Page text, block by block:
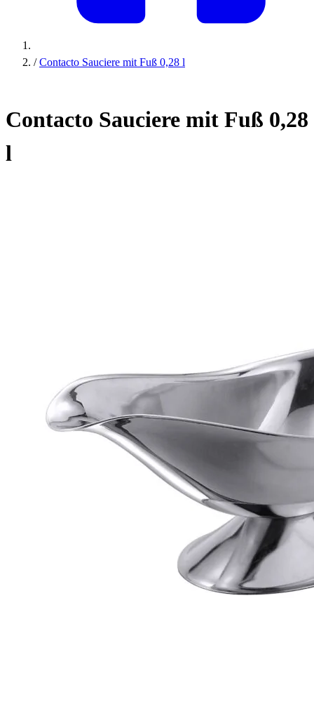
/ Contacto Sauciere mit Fuß 0,28 l
Contacto Sauciere mit Fuß 0,28
l